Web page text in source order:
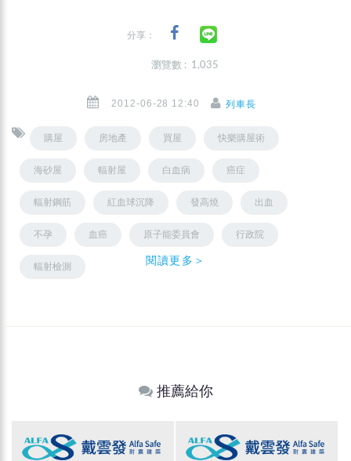
分享：
瀏覽數 : 1,035
2012-06-28 12:40 列車長
購屋 房地產 買屋 快樂購屋術
海砂屋 輻射屋 白血病 癌症
輻射鋼筋 紅血球沉降 發高燒 出血
不孕 血癌 原子能委員會 行政院
輻射檢測 閱讀更多＞
推薦給你